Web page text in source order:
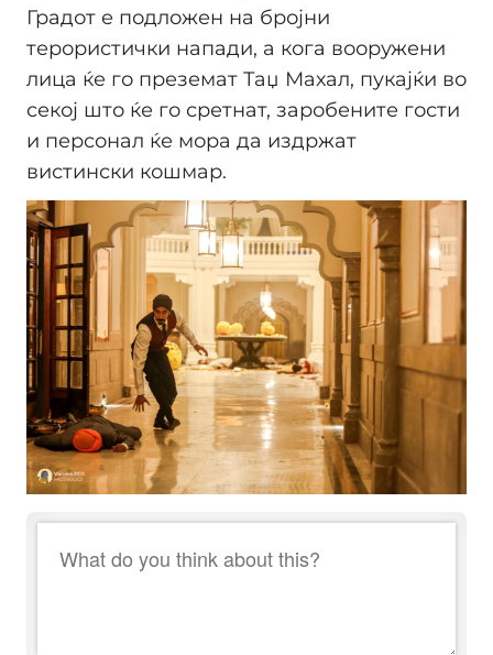
Градот е подложен на бројни
терористички напади, а кога вооружени
лица ќе го преземат Таџ Махал, пукајќи во
секој што ќе го сретнат, заробените гости
и персонал ќе мора да издржат
вистински кошмар.